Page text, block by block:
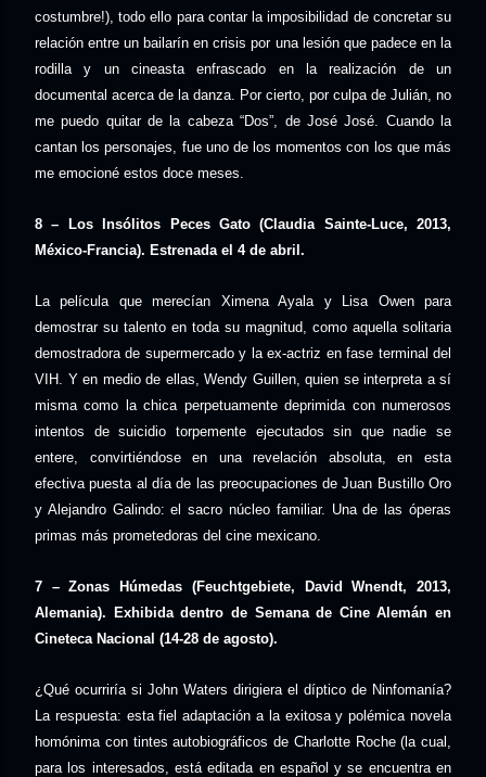
costumbre!), todo ello para contar la imposibilidad de concretar su
relación entre un bailarín en crisis por una lesión que padece en la
rodilla y un cineasta enfrascado en la realización de un
documental acerca de la danza. Por cierto, por culpa de Julián, no
me puedo quitar de la cabeza “Dos”, de José José. Cuando la
cantan los personajes, fue uno de los momentos con los que más
me emocioné estos doce meses.
8 – Los Insólitos Peces Gato (Claudia Sainte-Luce, 2013,
México-Francia). Estrenada el 4 de abril.
La película que merecían Ximena Ayala y Lisa Owen para
demostrar su talento en toda su magnitud, como aquella solitaria
demostradora de supermercado y la ex-actriz en fase terminal del
VIH. Y en medio de ellas, Wendy Guillen, quien se interpreta a sí
misma como la chica perpetuamente deprimida con numerosos
intentos de suicidio torpemente ejecutados sin que nadie se
entere, convirtiéndose en una revelación absoluta, en esta
efectiva puesta al día de las preocupaciones de Juan Bustillo Oro
y Alejandro Galindo: el sacro núcleo familiar. Una de las óperas
primas más prometedoras del cine mexicano.
7 – Zonas Húmedas (Feuchtgebiete, David Wnendt, 2013,
Alemania). Exhibida dentro de Semana de Cine Alemán en
Cineteca Nacional (14-28 de agosto).
¿Qué ocurriría si John Waters dirigiera el díptico de Ninfomanía?
La respuesta: esta fiel adaptación a la exitosa y polémica novela
homónima con tintes autobiográficos de Charlotte Roche (la cual,
para los interesados, está editada en español y se encuentra en